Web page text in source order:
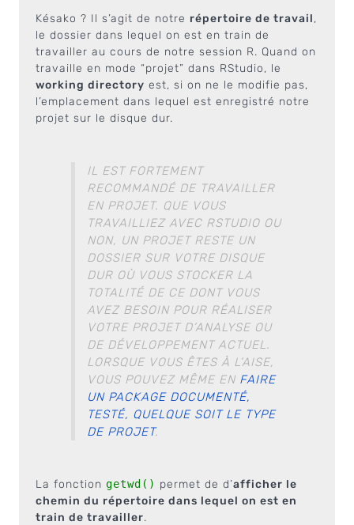
Késako ? Il s’agit de notre répertoire de travail,
le dossier dans lequel on est en train de
travailler au cours de notre session R. Quand on
travaille en mode “projet” dans RStudio, le
working directory est, si on ne le modifie pas,
l’emplacement dans lequel est enregistré notre
projet sur le disque dur.
IL EST FORTEMENT
RECOMMANDÉ DE TRAVAILLER
EN PROJET. QUE VOUS
TRAVAILLIEZ AVEC RSTUDIO OU
NON, UN PROJET RESTE UN
DOSSIER SUR VOTRE DISQUE
DUR OÙ VOUS STOCKER LA
TOTALITÉ DE CE DONT VOUS
AVEZ BESOIN POUR RÉALISER
VOTRE PROJET D’ANALYSE OU
DE DÉVELOPPEMENT ACTUEL.
LORSQUE VOUS ÊTES À L’AISE,
VOUS POUVEZ MÊME EN FAIRE
UN PACKAGE DOCUMENTÉ,
TESTÉ, QUELQUE SOIT LE TYPE
DE PROJET.
La fonction getwd() permet de d’afficher le
chemin du répertoire dans lequel on est en
train de travailler.